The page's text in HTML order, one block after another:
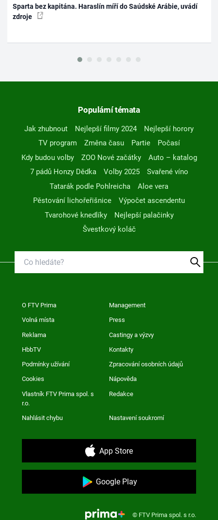
Sparta bez kapitána. Haraslín míří do Saúdské Arábie, uvádí
zdroje
Populární témata
Jak zhubnout Nejlepší filmy 2024
Nejlepší horory
TV program
Změna času Partie
Počasí
Kdy budou volby
ZOO Nové začátky
Auto – katalog
7 pádů Honzy Dědka
Volby 2025
Svařené víno
Tatarák podle Pohlreicha
Aloe vera
Pěstování lichořeřišnice
Výpočet ascendentu
Tvarohové knedlíky
Nejlepší palačinky
Švestkový koláč
O FTV Prima Management
Volná místa Press
Reklama Castingy a výzvy
HbbTV Kontakty
Podmínky užívání Zpracování osobních údajů
Cookies Nápověda
Vlastník FTV Prima spol. s
r.o.
Redakce
Nahlásit chybu Nastavení soukromí
App Store
Google Play
© FTV Prima spol. s r.o.